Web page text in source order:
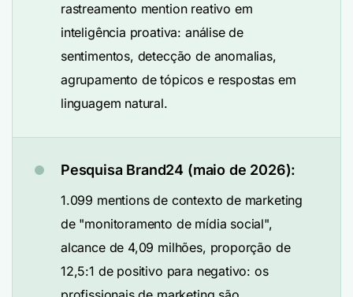
rastreamento mention reativo em
inteligência proativa: análise de
sentimentos, detecção de anomalias,
agrupamento de tópicos e respostas em
linguagem natural.
Pesquisa Brand24 (maio de 2026):
1.099 mentions de contexto de marketing
de "monitoramento de mídia social",
alcance de 4,09 milhões, proporção de
12,5:1 de positivo para negativo: os